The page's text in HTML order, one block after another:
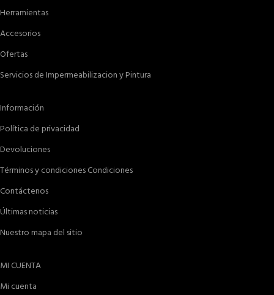
Herramientas
Accesorios
Ofertas
Servicios de Impermeabilizacion y Pintura
Información
Política de privacidad
Devoluciones
Términos y condiciones Condiciones
Contáctenos
Últimas noticias
Nuestro mapa del sitio
MI CUENTA
Mi cuenta